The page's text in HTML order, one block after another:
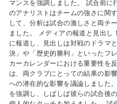
マンスを強調しました。 試合前
のアナリストはチームの強さに関
して、分析は試合の激しさと両チ
ました。 メディアの報道と見出
に報道し、見出しは対戦のドラマ
決」や「歴史的勝利」といったフ
カーカレンダーにおける重要性を
は、両クラブにとっての結果の影
への潜在的な影響を議論しました
を強調し、しばしば彼らの試合後